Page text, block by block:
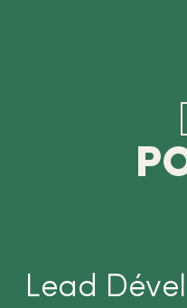
Lead